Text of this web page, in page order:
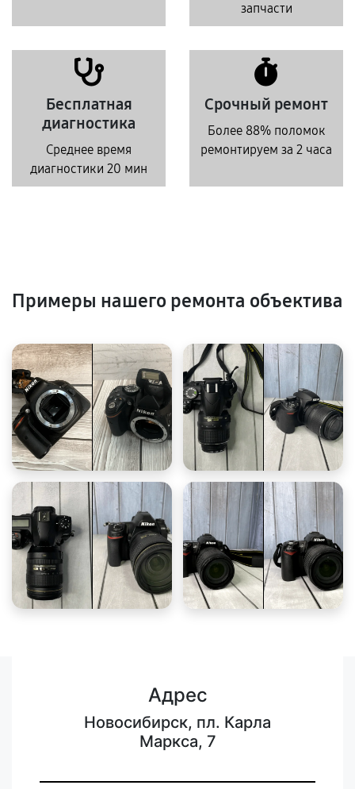
запчасти
Бесплатная
диагностика
Среднее время
диагностики 20 мин
Срочный ремонт
Более 88% поломок
ремонтируем за 2 часа
Примеры нашего ремонта объектива
Адрес
Новосибирск, пл. Карла
Маркса, 7